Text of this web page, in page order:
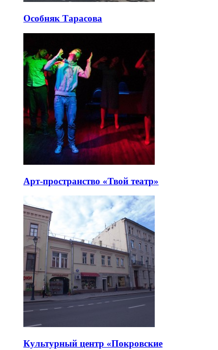
Особняк Тарасова
Арт-пространство «Твой театр»
Культурный центр «Покровские